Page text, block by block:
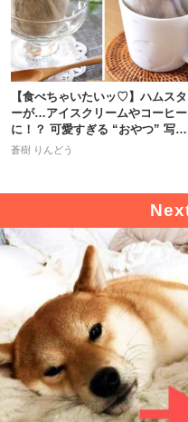
【食べちゃいたいッ♡】ハムスタ
ーが…アイスクリームやコーヒー
に！？ 可愛すぎる “おやつ” 写真
集♪
蒼樹 りんどう